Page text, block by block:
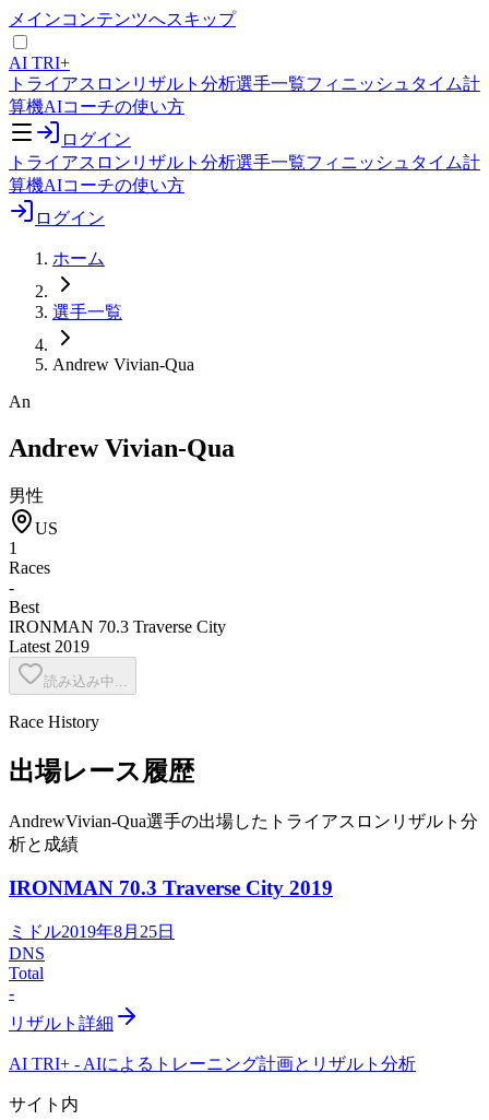
メインコンテンツへスキップ
AI TRI+
トライアスロンリザルト分析選手一覧フィニッシュタイム計
算機AIコーチの使い方
ログイン
トライアスロンリザルト分析選手一覧フィニッシュタイム計
算機AIコーチの使い方
ログイン
ホーム
選手一覧
Andrew Vivian-Qua
An
Andrew Vivian-Qua
男性
US
1
Races
-
Best
IRONMAN 70.3 Traverse City
Latest 2019
読み込み中...
Race History
出場レース履歴
AndrewVivian-Qua選手の出場したトライアスロンリザルト分
析と成績
IRONMAN 70.3 Traverse City 2019
ミドル2019年8月25日
DNS
Total
-
リザルト詳細
AI TRI+ - AIによるトレーニング計画とリザルト分析
サイト内